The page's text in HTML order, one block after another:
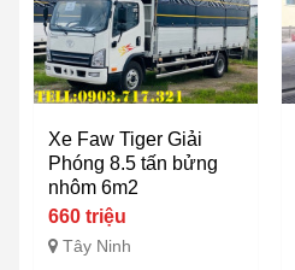
Xe Faw Tiger Giải
Phóng 8.5 tấn bửng
nhôm 6m2
660 triệu
Tây Ninh